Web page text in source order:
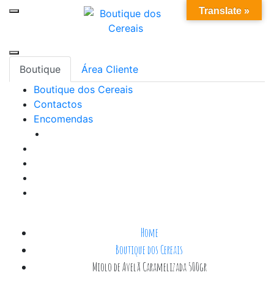
Skip
0
Boutique
Área Cliente
Boutique dos Cereais
Contactos
Encomendas
Home
Boutique dos Cereais
Miolo de Avelã Caramelizada 500gr
Translate »